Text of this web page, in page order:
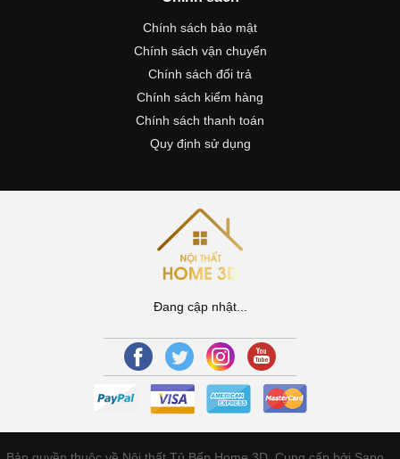
Chính sách bảo mật
Chính sách vận chuyển
Chính sách đổi trả
Chính sách kiểm hàng
Chính sách thanh toán
Quy định sử dụng
Đang cập nhật...